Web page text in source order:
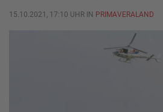
15.10.2021, 17:10 UHR IN PRIMAVERALAND